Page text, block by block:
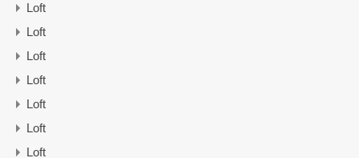
Loft
Loft
Loft
Loft
Loft
Loft
Loft